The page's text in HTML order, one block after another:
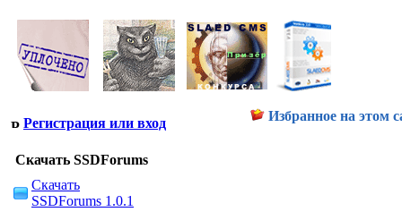
Регистрация или вход Избранное на этом
Скачать SSDForums
Скачать
SSDForums 1.0.1